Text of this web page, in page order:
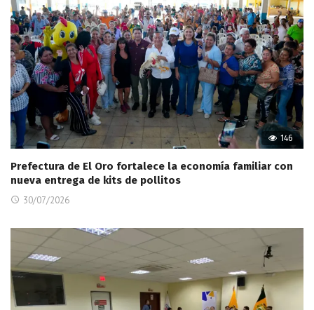
146
Prefectura de El Oro fortalece la economía familiar con
nueva entrega de kits de pollitos
30/07/2026